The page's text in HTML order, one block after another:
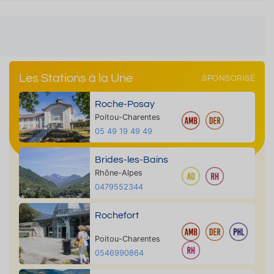
Les Stations à la Une SPONSORISÉ
Roche-Posay
Poitou-Charentes
05 49 19 49 49
Brides-les-Bains
Rhône-Alpes
0479552344
Rochefort
Poitou-Charentes
0546990864